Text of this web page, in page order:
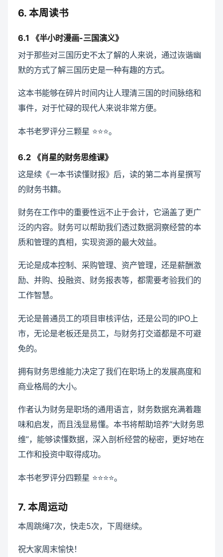
6. 本周读书
6.1 《半小时漫画-三国演义》
对于那些对三国历史不太了解的人来说，通过诙谐幽
默的方式了解三国历史是一种有趣的方式。
这本书能够在碎片时间内让人理清三国的时间脉络和
事件，对于忙碌的现代人来说非常方便。
本书老罗评分三颗星 ⭐️⭐️⭐️。
6.2 《肖星的财务思维课》
这是续《一本书读懂财报》后，读的第二本肖星撰写
的财务书籍。
财务在工作中的重要性远不止于会计，它涵盖了更广
泛的内容。财务可以帮助我们透过数据洞察经营的本
质和管理的真相，实现资源的最大效益。
无论是成本控制、采购管理、资产管理，还是薪酬激
励、并购、投融资、财务报表等，都需要考验我们的
工作智慧。
无论是普通员工的项目审核评估，还是公司的IPO上
市，无论是老板还是员工，与财务打交道都是不可避
免的。
拥有财务思维能力决定了我们在职场上的发展高度和
商业格局的大小。
作者认为财务是职场的通用语言，财务数据充满着趣
味和启发，而且浅显易懂。本书将帮助培养“大财务思
维”，能够读懂数据，深入剖析经营的秘密，更好地在
工作和投资中取得成功。
本书老罗评分四颗星 ⭐️⭐️⭐️⭐️。
7. 本周运动
本周跳绳7次，快走5次，下周继续。
祝大家周末愉快！